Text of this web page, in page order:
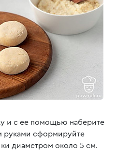
и с ее помощью наберите
руками сформируйте
диаметром около 5 см.